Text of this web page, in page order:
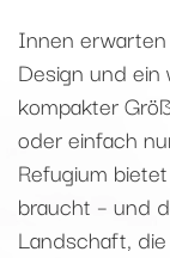
Innen
Design und ein
kompakter
oder einfach
Refugium
braucht – und
Landschaft,